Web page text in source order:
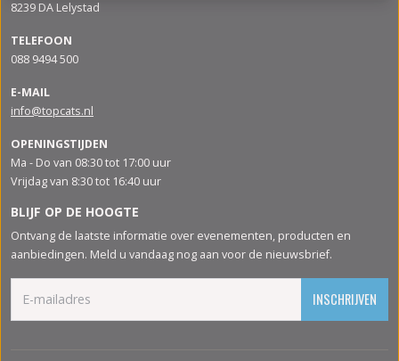
8239 DA Lelystad
TELEFOON
088 9494 500
E-MAIL
info@topcats.nl
OPENINGSTIJDEN
Ma - Do van 08:30 tot 17:00 uur
Vrijdag van 8:30 tot 16:40 uur
BLIJF OP DE HOOGTE
Ontvang de laatste informatie over evenementen, producten en
aanbiedingen. Meld u vandaag nog aan voor de nieuwsbrief.
INSCHRIJVEN